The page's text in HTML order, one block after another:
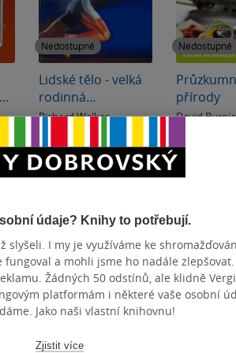
Nedostupné
Lidské tělo - velká
rodinná
encyklopedie
Richard Walker
5
hvězdiček
pevná vazba
Nedostupné
přírody
David Burnie
5
hvězdiček
měkká
údaje? Knihy to potřebují.
slyšeli. I my je využíváme ke
a mohli jsme ho nadále zlepšovat.
Žádných 50 odstínů, ale klidně
platformám i některé vaše osobní
Jako naši vlastní knihovnu!
Zjistit více